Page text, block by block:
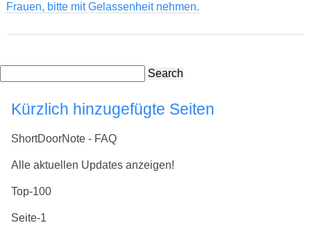
Frauen, bitte mit Gelassenheit nehmen.
Search
Kürzlich hinzugefügte Seiten
ShortDoorNote - FAQ
Alle aktuellen Updates anzeigen!
Top-100
Seite-1